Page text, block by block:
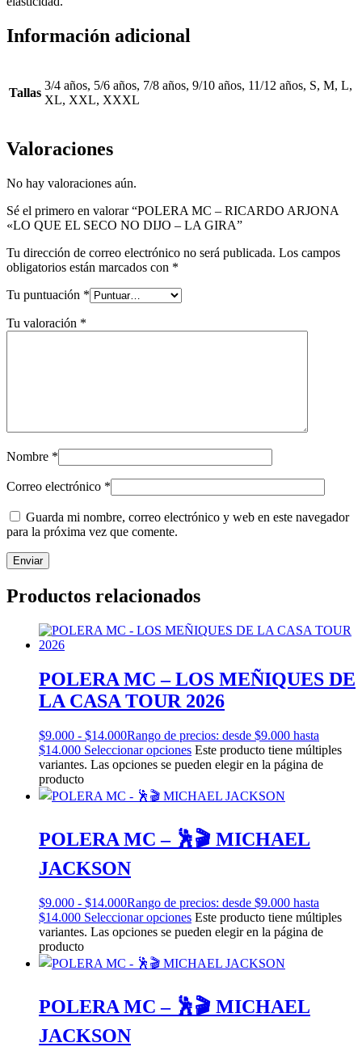
Información adicional
Tallas
3/4 años, 5/6 años, 7/8 años, 9/10 años, 11/12 años, S, M, L,
XL, XXL, XXXL
Valoraciones
No hay valoraciones aún.
Sé el primero en valorar “POLERA MC – RICARDO ARJONA
«LO QUE EL SECO NO DIJO – LA GIRA”
Tu dirección de correo electrónico no será publicada. Los campos
obligatorios están marcados con *
Tu puntuación *
Tu valoración *
Nombre *
Correo electrónico *
Guarda mi nombre, correo electrónico y web en este navegador
para la próxima vez que comente.
Productos relacionados
POLERA MC – LOS MEÑIQUES DE
LA CASA TOUR 2026
$9.000 - $14.000Rango de precios: desde $9.000 hasta
$14.000 Seleccionar opciones Este producto tiene múltiples
variantes. Las opciones se pueden elegir en la página de
producto
POLERA MC – 🕺🎬 MICHAEL
JACKSON
$9.000 - $14.000Rango de precios: desde $9.000 hasta
$14.000 Seleccionar opciones Este producto tiene múltiples
variantes. Las opciones se pueden elegir en la página de
producto
POLERA MC – 🕺🎬 MICHAEL
JACKSON